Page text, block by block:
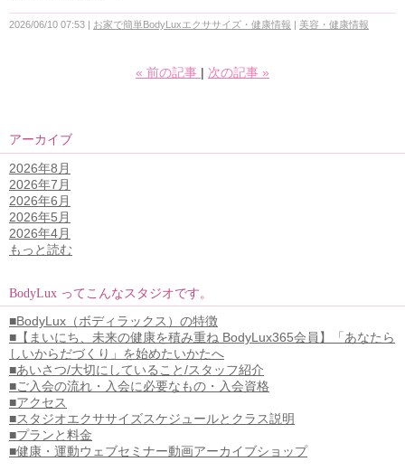
2026/06/10 07:53 お家で簡単BodyLuxエクササイズ・健康情報 美容・健康情報
« 前の記事 次の記事 »
アーカイブ
2026年8月
2026年7月
2026年6月
2026年5月
2026年4月
もっと読む
BodyLux ってこんなスタジオです。
■BodyLux（ボディラックス）の特徴
■【まいにち、未来の健康を積み重ね BodyLux365会員】「あなたら
しいからだづくり」を始めたいかたへ
■あいさつ/大切にしていること/スタッフ紹介
■ご入会の流れ・入会に必要なもの・入会資格
■アクセス
■スタジオエクササイズスケジュールとクラス説明
■プランと料金
■健康・運動ウェブセミナー動画アーカイブショップ